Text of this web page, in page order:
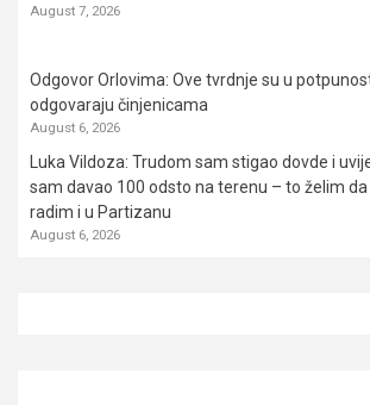
August 7, 2026
Odgovor Orlovima: ​Ove tvrdnje su u
odgovaraju činjenicama
August 6, 2026
Luka Vildoza: Trudom sam stigao dovde i
sam davao 100 odsto na terenu – to želim da
radim i u Partizanu
August 6, 2026